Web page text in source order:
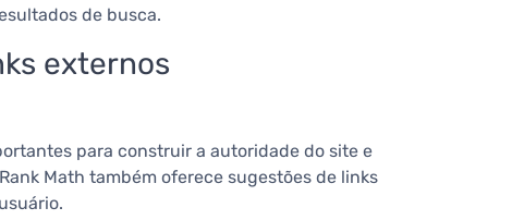
de busca.
externos
para construir a autoridade do site e
Math também oferece sugestões de links